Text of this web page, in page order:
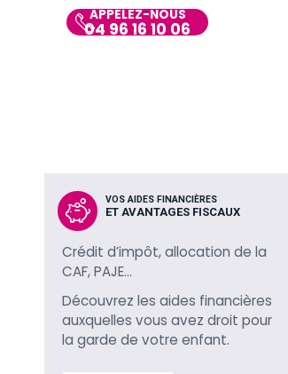
APPELEZ-NOUS
04 96 16 10 06
VOS AIDES FINANCIÈRES
ET AVANTAGES FISCAUX
Crédit d’impôt, allocation de la
CAF, PAJE…
Découvrez les aides financières
auxquelles vous avez droit pour
la garde de votre enfant.